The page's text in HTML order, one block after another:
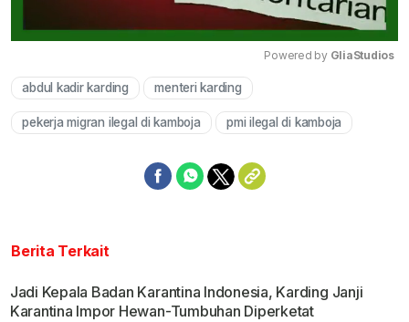
Powered by GliaStudios
abdul kadir karding menteri karding
pekerja migran ilegal di kamboja pmi ilegal di kamboja
Berita Terkait
Jadi Kepala Badan Karantina Indonesia, Karding Janji
Karantina Impor Hewan-Tumbuhan Diperketat